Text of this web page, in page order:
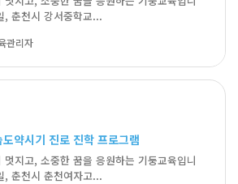
춘천시 강서중학교...
관리자
약시기 진로 진학 프로그램
멋지고, 소중한 꿈을 응원하는 기둥교육입니
춘천시 춘천여자고...